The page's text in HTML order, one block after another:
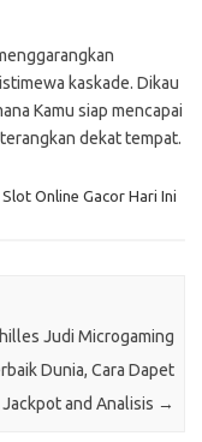
kaskade. Dikau
Kamu siap mencapai
dekat tempat.
Online Gacor Hari Ini
Judi Microgaming
Dunia, Cara Dapet
Jackpot and Analisis →